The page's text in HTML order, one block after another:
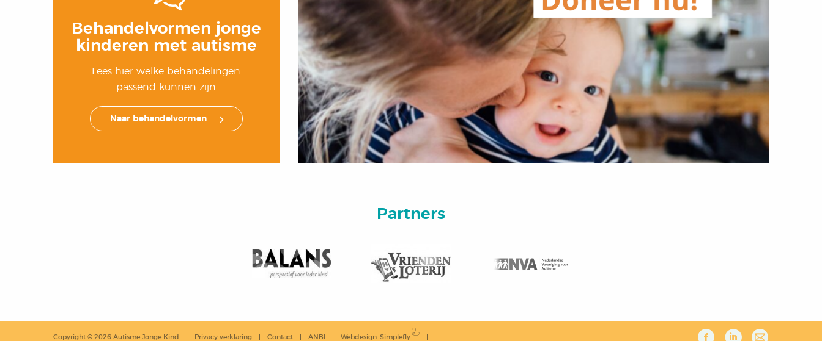
Behandelvormen jonge
kinderen met autisme
Lees hier welke behandelingen
passend kunnen zijn
Naar behandelvormen
Partners
Copyright © 2026 Autisme Jonge Kind Privacy verklaring Contact ANBI Webdesign: Simplefly